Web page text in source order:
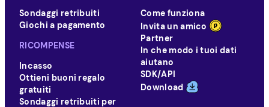
Sondaggi retribuiti
Giochi a pagamento
RICOMPENSE
Incasso
Ottieni buoni regalo
gratuiti
Sondaggi retribuiti per
Come funziona
Invita un amico
Partner
In che modo i tuoi dati
aiutano
SDK/API
Download